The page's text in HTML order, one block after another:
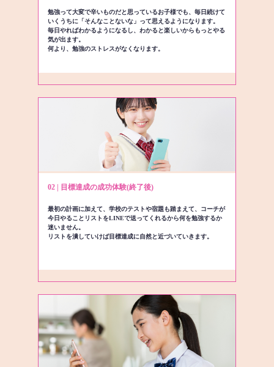
勉強って大変で辛いものだと思っているお子様でも、毎日続けて
いくうちに「そんなことないな」って思えるようになります。
毎日やればわかるようになるし、わかると楽しいからもっとやる
気が出ます。
何より、勉強のストレスがなくなります。
02 | 目標達成の成功体験(終了後)
最初の計画に加えて、学校のテストや宿題も踏まえて、コーチが
今日やることリストをLINEで送ってくれるから何を勉強するか
迷いません。
リストを潰していけば目標達成に自然と近づいていきます。